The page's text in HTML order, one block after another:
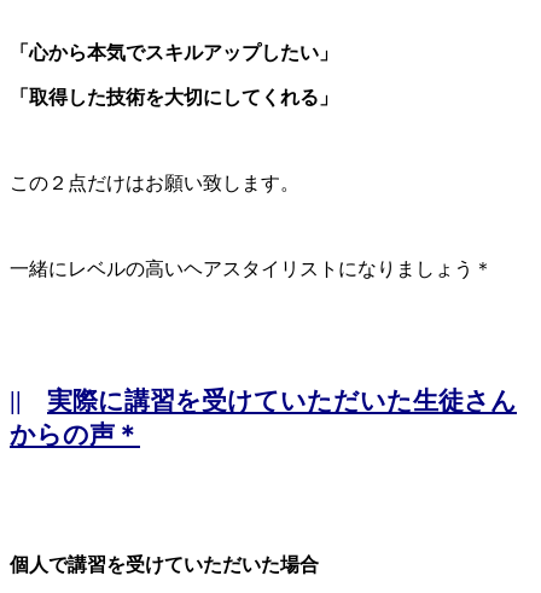
「心から本気でスキルアップしたい」
「取得した技術を大切にしてくれる」
この２点だけはお願い致します。
一緒にレベルの高いヘアスタイリストになりましょう＊
|| 実際に講習を受けていただいた生徒さん
からの声＊
個人で講習を受けていただいた場合